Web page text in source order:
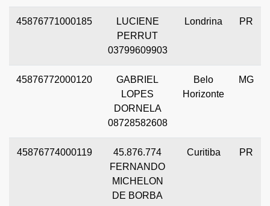
45876771000185
LUCIENE
PERRUT
03799609903
Londrina PR
45876772000120
GABRIEL
LOPES
DORNELA
08728582608
Belo
Horizonte
MG
45876774000119
45.876.774
FERNANDO
MICHELON
DE BORBA
Curitiba PR